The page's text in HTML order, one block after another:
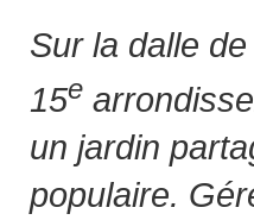
Sur la dalle
15e
un jardin
populaire.